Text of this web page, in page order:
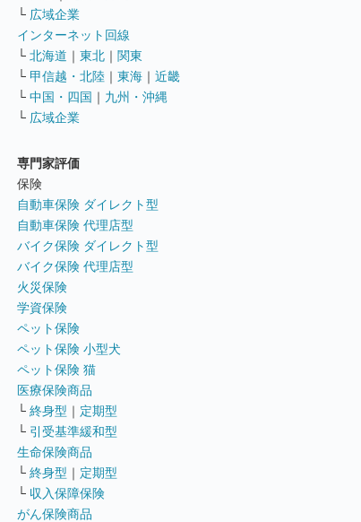
└ 広域企業
インターネット回線
└ 北海道 ｜ 東北 ｜ 関東
└ 甲信越・北陸 ｜ 東海 ｜ 近畿
└ 中国・四国 ｜ 九州・沖縄
└ 広域企業
専門家評価
保険
自動車保険 ダイレクト型
自動車保険 代理店型
バイク保険 ダイレクト型
バイク保険 代理店型
火災保険
学資保険
ペット保険
ペット保険 小型犬
ペット保険 猫
医療保険商品
└ 終身型 ｜ 定期型
└ 引受基準緩和型
生命保険商品
└ 終身型 ｜ 定期型
└ 収入保障保険
がん保険商品